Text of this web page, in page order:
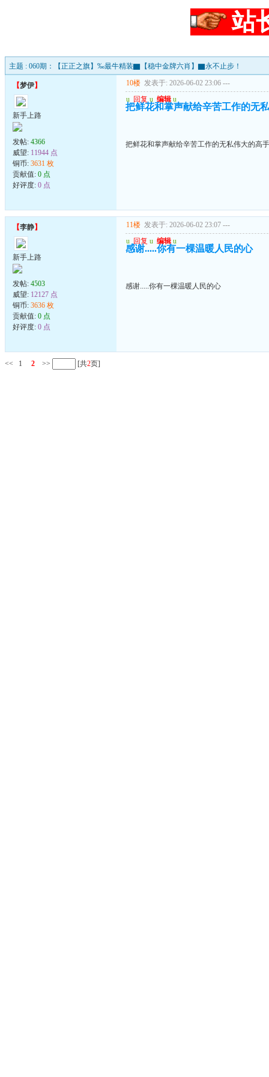
站
主题 : 060期：【正正之旗】‰最牛精装▇【稳中金牌六肖】▇永不止步！
【梦伊】
新手上路
发帖: 4366
威望: 11944 点
铜币: 3631 枚
贡献值: 0 点
好评度: 0 点
10楼 发表于: 2026-06-02 23:06 ---
u 回复 u 编辑 u
把鲜花和掌声献给辛苦工作的无
把鲜花和掌声献给辛苦工作的无私伟大的高
【李静】
新手上路
发帖: 4503
威望: 12127 点
铜币: 3636 枚
贡献值: 0 点
好评度: 0 点
11楼 发表于: 2026-06-02 23:07 ---
u 回复 u 编辑 u
感谢.....你有一棵温暖人民的心
感谢.....你有一棵温暖人民的心
<< 1 2 >> [共2页]